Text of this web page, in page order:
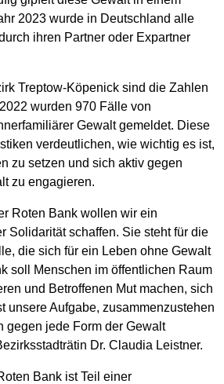
2023 wurde in Deutschland alle
ihren Partner oder Expartner
Treptow-Köpenick sind die Zahlen
wurden 970 Fälle von
Gewalt gemeldet. Diese
verdeutlichen, wie wichtig es ist,
zu setzen und sich aktiv gegen
zu engagieren.
Roten Bank wollen wir ein
Solidarität schaffen. Sie steht für die
die sich für ein Leben ohne Gewalt
soll Menschen im öffentlichen Raum
und Betroffenen Mut machen, sich
unsere Aufgabe, zusammenzustehen
gegen jede Form der Gewalt
Dr. Claudia Leistner.
Bank ist Teil einer